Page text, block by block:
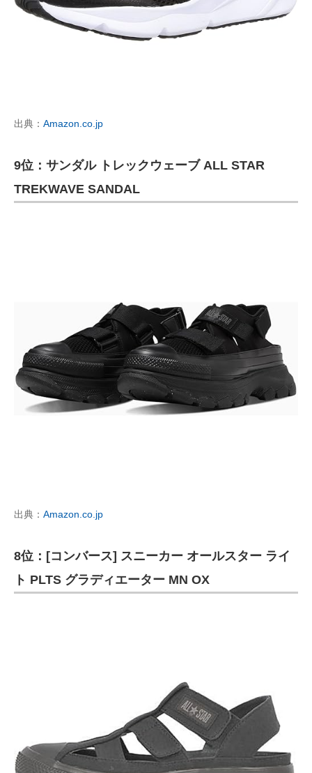
出典： Amazon.co.jp
9位：サンダル トレックウェーブ ALL STAR
TREKWAVE SANDAL
出典： Amazon.co.jp
8位：[コンバース] スニーカー オールスター ライ
ト PLTS グラディエーター MN OX